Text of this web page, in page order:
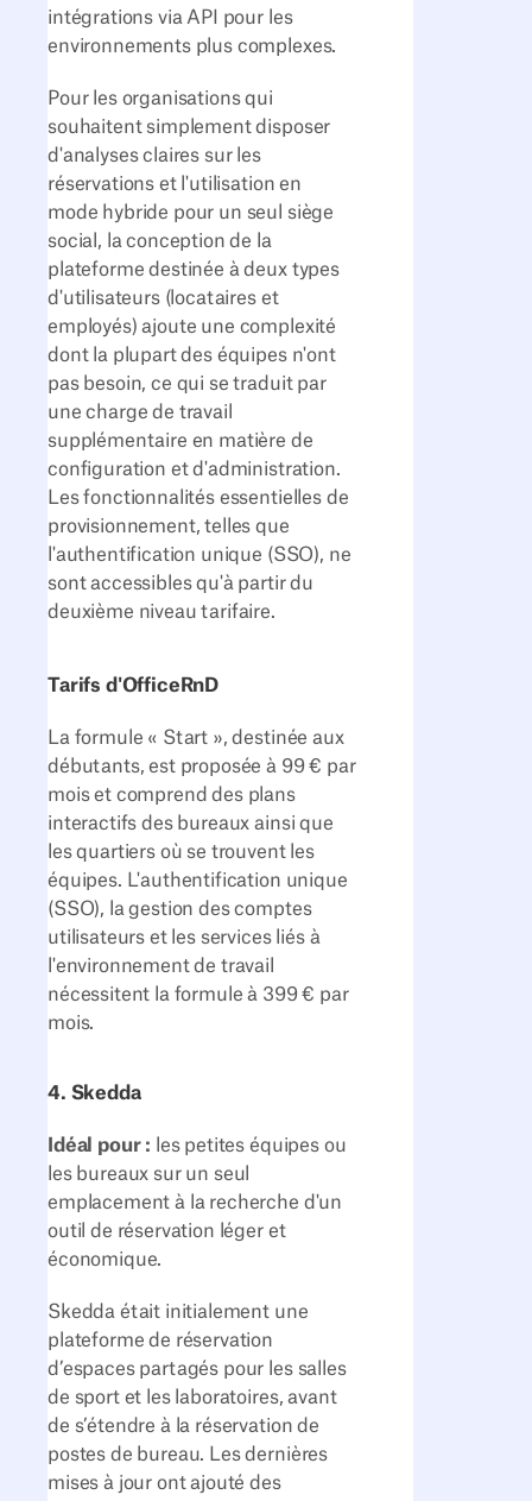
intégrations via API pour les
environnements plus complexes.
Pour les organisations qui
souhaitent simplement disposer
d'analyses claires sur les
réservations et l'utilisation en
mode hybride pour un seul siège
social, la conception de la
plateforme destinée à deux types
d'utilisateurs (locataires et
employés) ajoute une complexité
dont la plupart des équipes n'ont
pas besoin, ce qui se traduit par
une charge de travail
supplémentaire en matière de
configuration et d'administration.
Les fonctionnalités essentielles de
provisionnement, telles que
l'authentification unique (SSO), ne
sont accessibles qu'à partir du
deuxième niveau tarifaire.
Tarifs d'OfficeRnD
La formule « Start », destinée aux
débutants, est proposée à 99 € par
mois et comprend des plans
interactifs des bureaux ainsi que
les quartiers où se trouvent les
équipes. L'authentification unique
(SSO), la gestion des comptes
utilisateurs et les services liés à
l'environnement de travail
nécessitent la formule à 399 € par
mois.
4. Skedda
Idéal pour : les petites équipes ou
les bureaux sur un seul
emplacement à la recherche d'un
outil de réservation léger et
économique.
Skedda était initialement une
plateforme de réservation
d’espaces partagés pour les salles
de sport et les laboratoires, avant
de s’étendre à la réservation de
postes de bureau. Les dernières
mises à jour ont ajouté des